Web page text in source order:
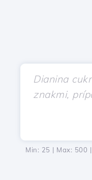
Min: 25 | Max: 500